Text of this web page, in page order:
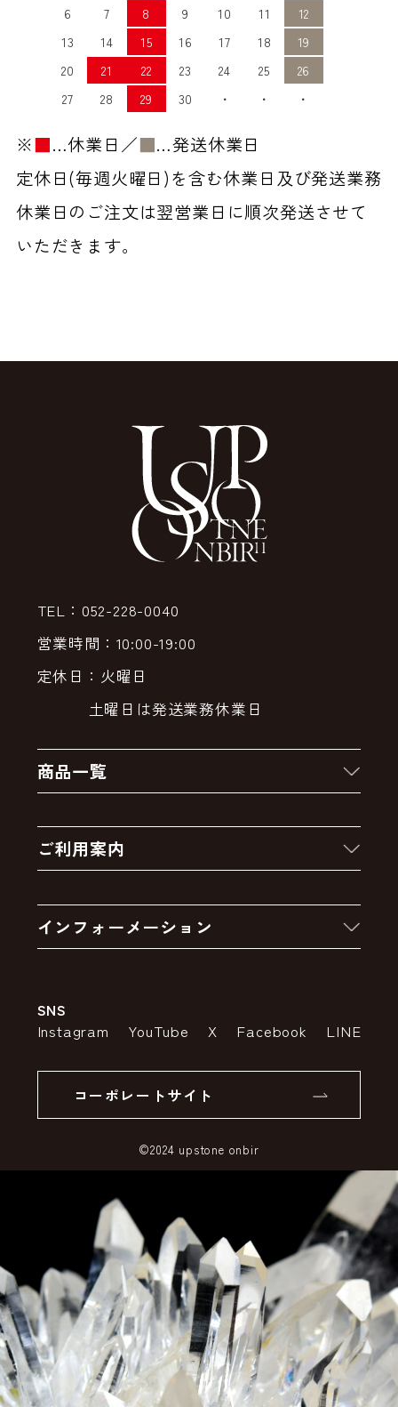
6
7 8 9 10 11
12
13
14 15 16 17 18
19
20
21 22 23 24 25
26
27
28 29 30 ・ ・ ・
※■…休業日／■…発送休業日
定休日(毎週火曜日)を含む休業日及び発送業務
休業日のご注文は翌営業日に順次発送させて
いただきます。
TEL：052-228-0040
営業時間：10:00-19:00
定休日：火曜日
土曜日は発送業務休業日
商品一覧
クーポン
卸販売・大量注文
アウトレットセール
ご利用案内
お支払いについて
インフォーメーション
特定商取引法の表示
SSLサーバー証明書とは
SNS
Instagram YouTube X Facebook LINE
コーポレートサイト
©2024 upstone onbir